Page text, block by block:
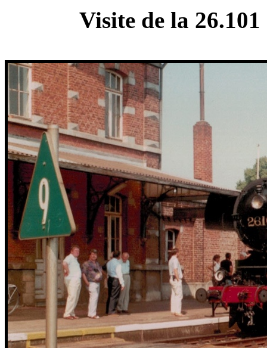
Visite de la